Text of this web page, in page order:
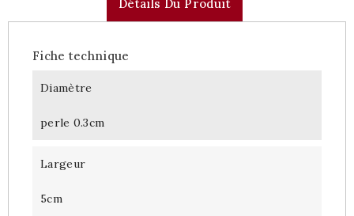
Détails Du Produit
Fiche technique
Diamètre
perle 0.3cm
Largeur
5cm